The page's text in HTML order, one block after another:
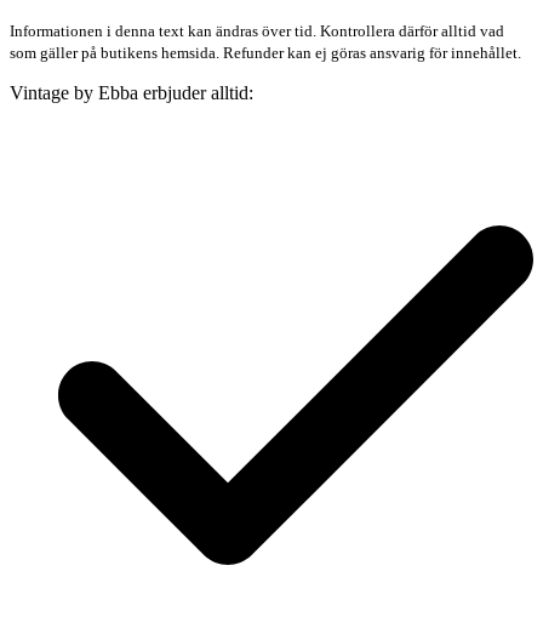
Informationen i denna text kan ändras över tid. Kontrollera därför alltid vad
som gäller på butikens hemsida. Refunder kan ej göras ansvarig för innehållet.
Vintage by Ebba erbjuder alltid: